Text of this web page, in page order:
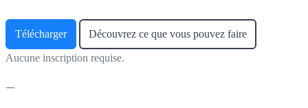
Télécharger Découvrez ce que vous pouvez faire
Aucune inscription requise.